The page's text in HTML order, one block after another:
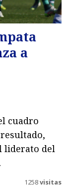
a
cuadro
liderato del
1258visitas